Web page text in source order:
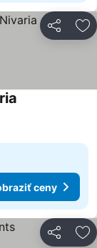
Zdieľať
ceny
Zdieľať